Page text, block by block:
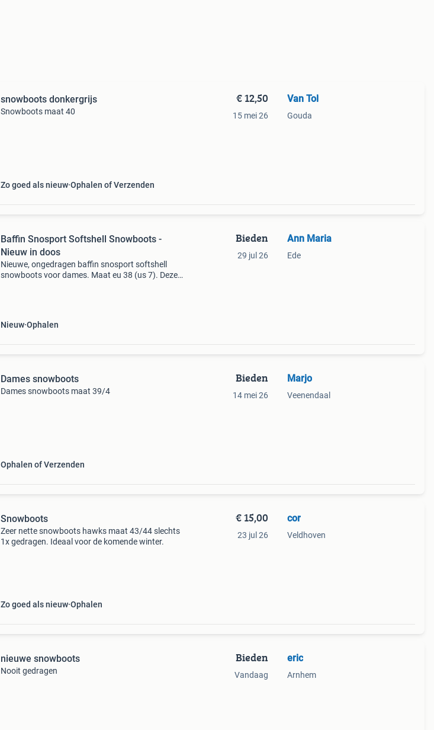
snowboots donkergrijs
Snowboots maat 40
Zo goed als nieuw Ophalen of Verzenden
€ 12,50
15 mei 26
Van Tol
Gouda
Baffin Snosport Softshell Snowboots -
Nieuw in doos
Nieuwe, ongedragen baffin snosport softshell
snowboots voor dames. Maat eu 38 (us 7). Deze
Nieuw Ophalen
Bieden
29 jul 26
Ann Maria
Ede
Dames snowboots
Dames snowboots maat 39/4
Ophalen of Verzenden
Bieden
14 mei 26
Marjo
Veenendaal
Snowboots
Zeer nette snowboots hawks maat 43/44 slechts
1x gedragen. Ideaal voor de komende winter.
Zo goed als nieuw Ophalen
€ 15,00
23 jul 26
cor
Veldhoven
nieuwe snowboots
Nooit gedragen
Bieden
Vandaag
eric
Arnhem